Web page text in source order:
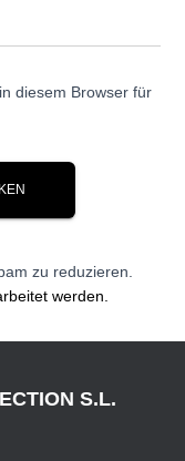
diesem Browser für
zu reduzieren.
werden.
S.L.